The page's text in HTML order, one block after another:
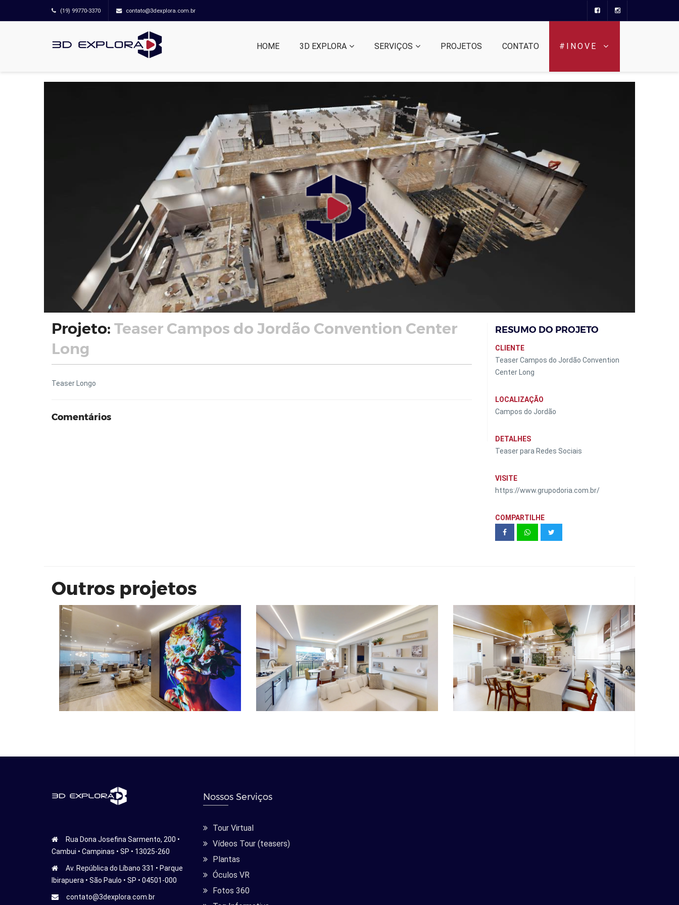
(19) 99770-3370 contato@3dexplora.com.br
HOME 3D EXPLORA SERVIÇOS PROJETOS CONTATO #INOVE
Projeto: Teaser Campos do Jordão Convention Center
Long
Teaser Longo
Comentários
RESUMO DO PROJETO
CLIENTE
Teaser Campos do Jordão Convention
Center Long
LOCALIZAÇÃO
Campos do Jordão
DETALHES
Teaser para Redes Sociais
VISITE
https://www.grupodoria.com.br/
COMPARTILHE
Outros projetos
Oasis Mirage - Apto 60m²
Rua Dona Josefina Sarmento, 200 •
Cambui • Campinas • SP • 13025-260
Av. República do Líbano 331 • Parque
Ibirapuera • São Paulo • SP • 04501-000
contato@3dexplora.com.br
Nossos Serviços
Tour Virtual
Vídeos Tour (teasers)
Plantas
Óculos VR
Fotos 360